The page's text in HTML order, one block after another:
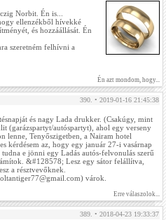
Norbit. Én is...
ellenzékből hívekké
és hozzáállását. Én
szeretném felhívni a
Én azt mondom, hogy...
390. • 2019-01-16 21:45:38
és nagy Lada drukker. (Csakúgy, mint
(garázspartyt/autóspartyt), ahol egy verseny
lenne, Tenyőszigetben, a Nairam hotel
kérdésem az, hogy egy január 27-i vasárnap
e jönni egy Ladás autós-felvonulás szerű
&#128578; Lesz egy sátor felállítva,
a résztvevőknek.
várok.
Erre válaszolok...
389. • 2018-04-23 19:33:37